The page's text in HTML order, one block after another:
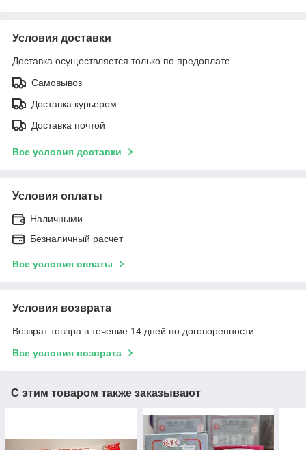
Условия доставки
Доставка осуществляется только по предоплате.
Самовывоз
Доставка курьером
Доставка почтой
Все условия доставки
Условия оплаты
Наличными
Безналичный расчет
Все условия оплаты
Условия возврата
Возврат товара в течение 14 дней по договоренности
Все условия возврата
С этим товаром также заказывают